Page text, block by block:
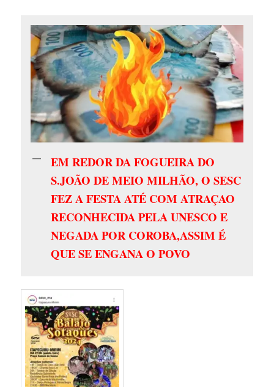
EM REDOR DA FOGUEIRA DO
S.JOÃO DE MEIO MILHÃO, O SESC
FEZ A FESTA ATÉ COM ATRAÇAO
RECONHECIDA PELA UNESCO E
NEGADA POR COROBA,ASSIM É
QUE SE ENGANA O POVO